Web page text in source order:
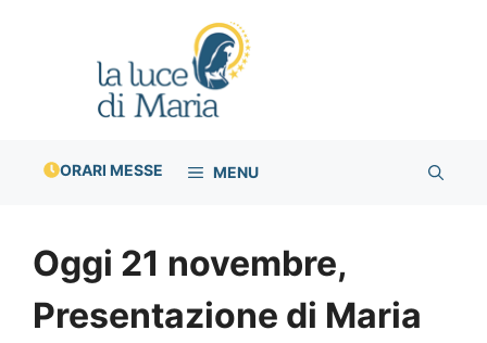
ORARI MESSE MENU
Oggi 21 novembre,
Presentazione di Maria